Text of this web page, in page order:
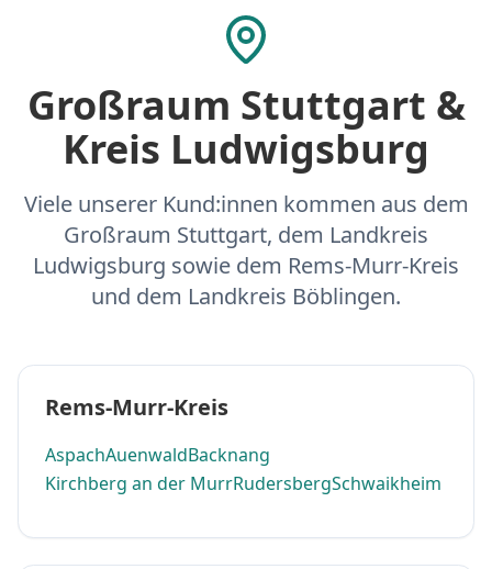
Großraum Stuttgart &
Kreis Ludwigsburg
Viele unserer Kund:innen kommen aus dem
Großraum Stuttgart, dem Landkreis
Ludwigsburg sowie dem Rems-Murr-Kreis
und dem Landkreis Böblingen.
Rems-Murr-Kreis
AspachAuenwaldBacknang
Kirchberg an der MurrRudersbergSchwaikheim